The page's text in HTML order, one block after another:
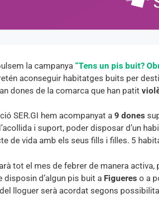
la campanya “Tens un pis buit?
aconseguir habitatges buits per
dones de la comarca que han patit
SER.GI hem acompanyat a 9 dones
i suport, poder disposar d’un
de vida amb els seus fills i filles. 5
tot el mes de febrer de manera
d’algun pis buit a Figueres o a
lloguer serà acordat segons